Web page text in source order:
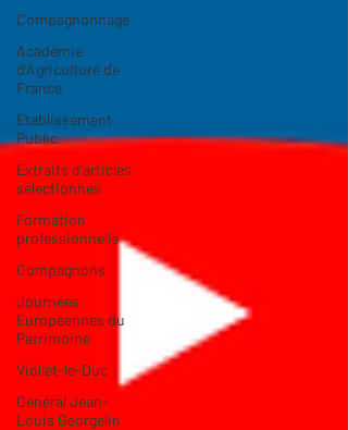
Compagnonnage
Académie
d'Agriculture de
France
Etablissement
Public
Extraits d'articles
sélectionnés
Formation
professionnelle
Compagnons
Journées
Européennes du
Patrimoine
Viollet-le-Duc
Général Jean-
Louis Georgelin